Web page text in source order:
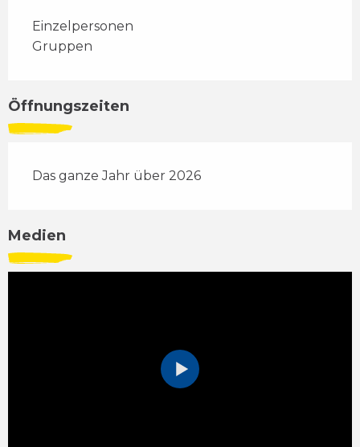
Einzelpersonen
Gruppen
Öffnungszeiten
Das ganze Jahr über 2026
Medien